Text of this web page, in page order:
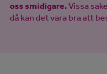
oss smidigare.Vissa
då kan det vara bra att